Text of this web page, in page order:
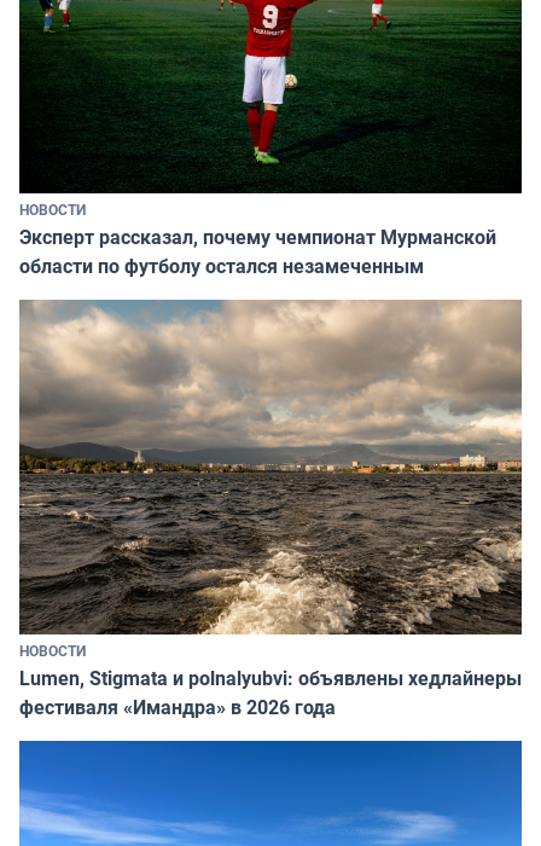
НОВОСТИ
Эксперт рассказал, почему чемпионат Мурманской
области по футболу остался незамеченным
НОВОСТИ
Lumen, Stigmata и polnalyubvi: объявлены хедлайнеры
фестиваля «Имандра» в 2026 года